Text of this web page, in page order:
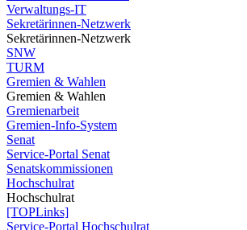
Verwaltungs-IT
Sekretärinnen-Netzwerk
Sekretärinnen-Netzwerk
SNW
TURM
Gremien & Wahlen
Gremien & Wahlen
Gremienarbeit
Gremien-Info-System
Senat
Service-Portal Senat
Senatskommissionen
Hochschulrat
Hochschulrat
[TOPLinks]
Service-Portal Hochschulrat